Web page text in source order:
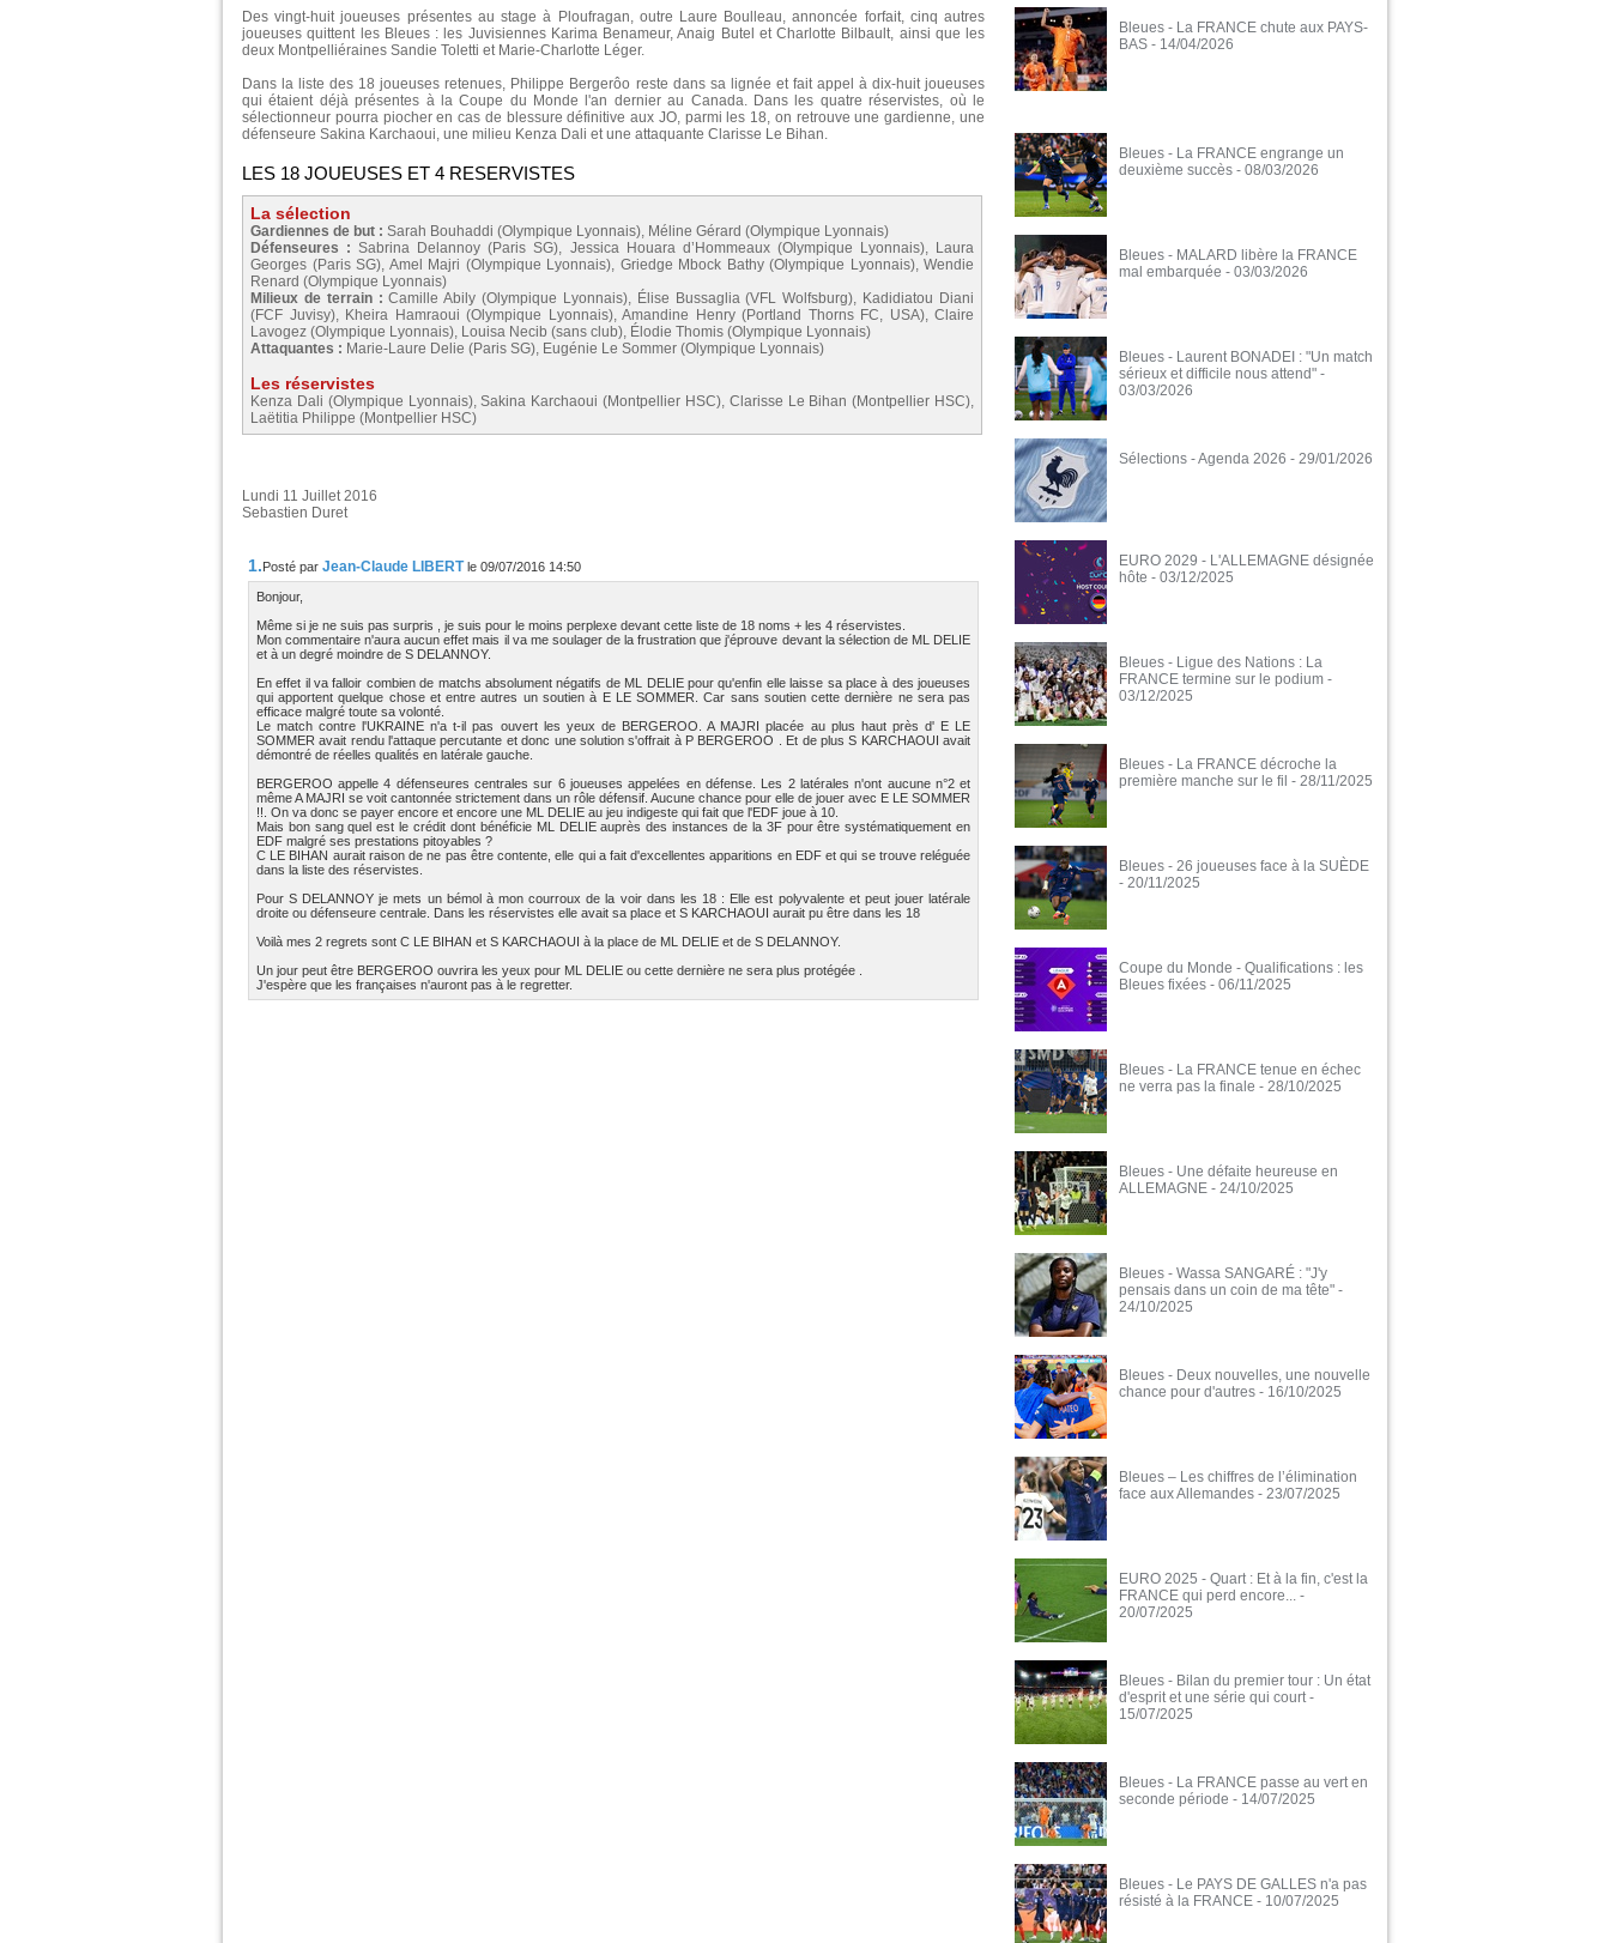
Des vingt-huit joueuses présentes au stage à Ploufragan, outre Laure Boulleau, annoncée forfait, cinq autres
joueuses quittent les Bleues : les Juvisiennes Karima Benameur, Anaig Butel et Charlotte Bilbault, ainsi que les
deux Montpelliéraines Sandie Toletti et Marie-Charlotte Léger.
Dans la liste des 18 joueuses retenues, Philippe Bergerôo reste dans sa lignée et fait appel à dix-huit joueuses
qui étaient déjà présentes à la Coupe du Monde l'an dernier au Canada. Dans les quatre réservistes, où le
sélectionneur pourra piocher en cas de blessure définitive aux JO, parmi les 18, on retrouve une gardienne, une
défenseure Sakina Karchaoui, une milieu Kenza Dali et une attaquante Clarisse Le Bihan.
LES 18 JOUEUSES ET 4 RESERVISTES
La sélection
Gardiennes de but : Sarah Bouhaddi (Olympique Lyonnais), Méline Gérard (Olympique Lyonnais)
Défenseures :Sabrina Delannoy (Paris SG), Jessica Houara d’Hommeaux (Olympique Lyonnais), Laura
Georges (Paris SG), Amel Majri (Olympique Lyonnais), Griedge Mbock Bathy (Olympique Lyonnais), Wendie
Renard (Olympique Lyonnais)
Milieux de terrain :Camille Abily (Olympique Lyonnais), Élise Bussaglia (VFL Wolfsburg), Kadidiatou Diani
(FCF Juvisy), Kheira Hamraoui (Olympique Lyonnais), Amandine Henry (Portland Thorns FC, USA), Claire
Lavogez (Olympique Lyonnais), Louisa Necib (sans club), Élodie Thomis (Olympique Lyonnais)
Attaquantes : Marie-Laure Delie (Paris SG), Eugénie Le Sommer (Olympique Lyonnais)
Les réservistes
Kenza Dali (Olympique Lyonnais), Sakina Karchaoui (Montpellier HSC), Clarisse Le Bihan (Montpellier HSC),
Laëtitia Philippe (Montpellier HSC)
Lundi 11 Juillet 2016
Sebastien Duret
1. Posté par Jean-Claude LIBERT le 09/07/2016 14:50
Bonjour,
Même si je ne suis pas surpris , je suis pour le moins perplexe devant cette liste de 18 noms + les 4 réservistes.
Mon commentaire n'aura aucun effet mais il va me soulager de la frustration que j'éprouve devant la sélection de ML DELIE
et à un degré moindre de S DELANNOY.
En effet il va falloir combien de matchs absolument négatifs de ML DELIE pour qu'enfin elle laisse sa place à des joueuses
qui apportent quelque chose et entre autres un soutien à E LE SOMMER. Car sans soutien cette dernière ne sera pas
efficace malgré toute sa volonté.
Le match contre l'UKRAINE n'a t-il pas ouvert les yeux de BERGEROO. A MAJRI placée au plus haut près d' E LE
SOMMER avait rendu l'attaque percutante et donc une solution s'offrait à P BERGEROO . Et de plus S KARCHAOUI avait
démontré de réelles qualités en latérale gauche.
BERGEROO appelle 4 défenseures centrales sur 6 joueuses appelées en défense. Les 2 latérales n'ont aucune n°2 et
même A MAJRI se voit cantonnée strictement dans un rôle défensif. Aucune chance pour elle de jouer avec E LE SOMMER
!!. On va donc se payer encore et encore une ML DELIE au jeu indigeste qui fait que l'EDF joue à 10.
Mais bon sang quel est le crédit dont bénéficie ML DELIE auprès des instances de la 3F pour être systématiquement en
EDF malgré ses prestations pitoyables ?
C LE BIHAN aurait raison de ne pas être contente, elle qui a fait d'excellentes apparitions en EDF et qui se trouve reléguée
dans la liste des réservistes.
Pour S DELANNOY je mets un bémol à mon courroux de la voir dans les 18 : Elle est polyvalente et peut jouer latérale
droite ou défenseure centrale. Dans les réservistes elle avait sa place et S KARCHAOUI aurait pu être dans les 18
Voilà mes 2 regrets sont C LE BIHAN et S KARCHAOUI à la place de ML DELIE et de S DELANNOY.
Un jour peut être BERGEROO ouvrira les yeux pour ML DELIE ou cette dernière ne sera plus protégée .
J'espère que les françaises n'auront pas à le regretter.
Bleues - La FRANCE chute aux PAYS-
BAS - 14/04/2026
Bleues - La FRANCE engrange un
deuxième succès - 08/03/2026
Bleues - MALARD libère la FRANCE
mal embarquée - 03/03/2026
Bleues - Laurent BONADEI : "Un match
sérieux et difficile nous attend" -
03/03/2026
Sélections - Agenda 2026 - 29/01/2026
EURO 2029 - L'ALLEMAGNE désignée
hôte - 03/12/2025
Bleues - Ligue des Nations : La
FRANCE termine sur le podium -
03/12/2025
Bleues - La FRANCE décroche la
première manche sur le fil - 28/11/2025
Bleues - 26 joueuses face à la SUÈDE
- 20/11/2025
Coupe du Monde - Qualifications : les
Bleues fixées - 06/11/2025
Bleues - La FRANCE tenue en échec
ne verra pas la finale - 28/10/2025
Bleues - Une défaite heureuse en
ALLEMAGNE - 24/10/2025
Bleues - Wassa SANGARÉ : "J'y
pensais dans un coin de ma tête" -
24/10/2025
Bleues - Deux nouvelles, une nouvelle
chance pour d'autres - 16/10/2025
Bleues – Les chiffres de l’élimination
face aux Allemandes - 23/07/2025
EURO 2025 - Quart : Et à la fin, c'est la
FRANCE qui perd encore... -
20/07/2025
Bleues - Bilan du premier tour : Un état
d'esprit et une série qui court -
15/07/2025
Bleues - La FRANCE passe au vert en
seconde période - 14/07/2025
Bleues - Le PAYS DE GALLES n'a pas
résisté à la FRANCE - 10/07/2025